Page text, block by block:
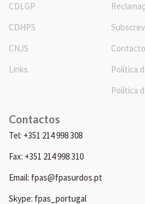
CDLGP
CDHPS
CNJS
Links
Política
Política
Contactos
Tel: +351 214 998 308
Fax: +351 214 998 310
Email: fpas@fpasurdos.pt
Skype: fpas_portugal